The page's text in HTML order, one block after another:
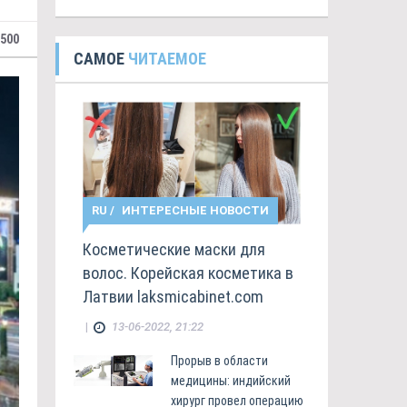
САМОЕ ЧИТАЕМОЕ
RU / ИНТЕРЕСНЫЕ НОВОСТИ
Косметические маски для
волос. Корейская косметика в
Латвии laksmicabinet.com
| 13-06-2022, 21:22
Прорыв в области
медицины: индийский
хирург провел операцию